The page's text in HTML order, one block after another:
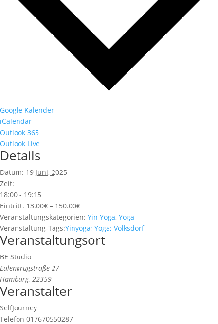
Google Kalender
iCalendar
Outlook 365
Outlook Live
Details
Datum: 19 Juni, 2025
Zeit:
18:00 - 19:15
Eintritt: 13.00€ – 150.00€
Veranstaltungskategorien: Yin Yoga, Yoga
Veranstaltung-Tags:Yinyoga; Yoga; Volksdorf
Veranstaltungsort
BE Studio
Eulenkrugstraße 27
Hamburg, 22359
Veranstalter
SelfJourney
Telefon 017670550287